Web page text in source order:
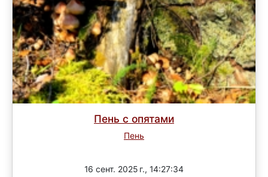
Пень с опятами
Пень
16 сент. 2025 г., 14:27:34